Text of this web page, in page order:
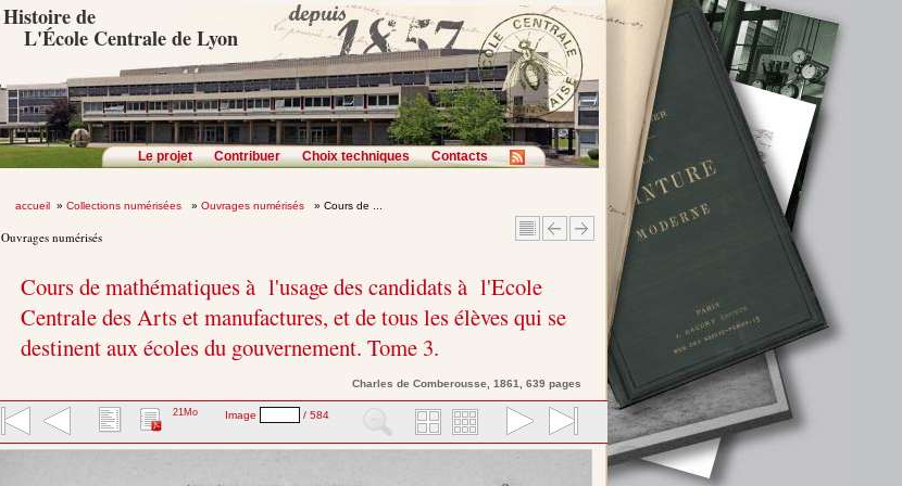
Histoire de
L'École Centrale de Lyon
Le projet Contribuer Choix techniques Contacts
accueil» Collections numérisées » Ouvrages numérisés » Cours de ...
Ouvrages numérisés
Cours de mathématiques à l'usage des candidats à l'Ecole
Centrale des Arts et manufactures, et de tous les élèves qui se
destinent aux écoles du gouvernement. Tome 3.
Charlesde Comberousse, 1861, 639 pages
21Mo Image / 584